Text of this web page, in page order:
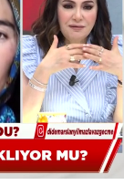
Oynatma
Hızı